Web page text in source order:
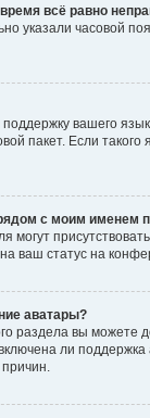
всё равно
указали часовой
вашего
пакет. Если
с моим именем
могут
ваш статус на
аватары?
раздела вы можете
ли